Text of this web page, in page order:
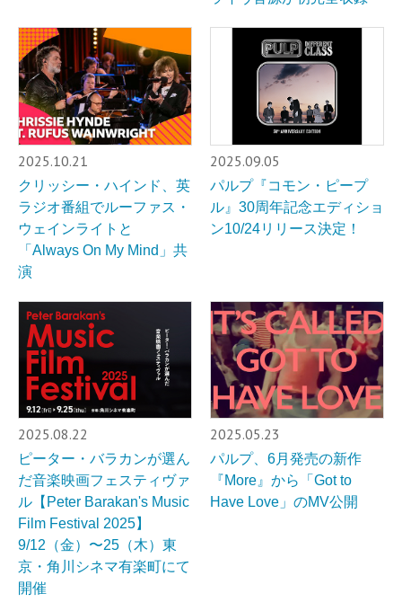
2025.10.21
クリッシー・ハインド、英
ラジオ番組でルーファス・
ウェインライトと
「Always On My Mind」共
演
2025.09.05
パルプ『コモン・ピープ
ル』30周年記念エディショ
ン10/24リリース決定！
2025.08.22
ピーター・バラカンが選ん
だ⾳楽映画フェスティヴァ
ル【Peter Barakan's Music
Film Festival 2025】
9/12（⾦）〜25（⽊）東
京・⾓川シネマ有楽町にて
開催
2025.05.23
パルプ、6月発売の新作
『More』から「Got to
Have Love」のMV公開